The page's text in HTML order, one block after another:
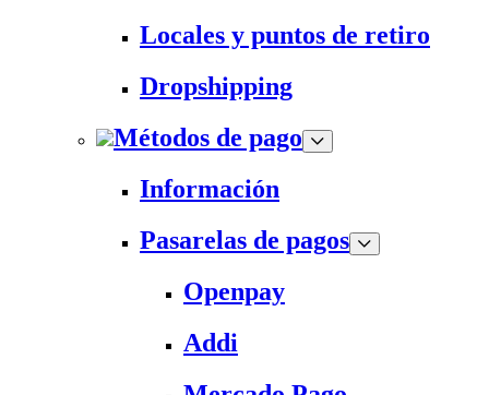
Locales y puntos de retiro
Dropshipping
Métodos de pago
Información
Pasarelas de pagos
Openpay
Addi